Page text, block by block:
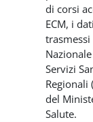
di corsi
ECM, i
trasmessi
Servizi
Regionali
del
Salute.